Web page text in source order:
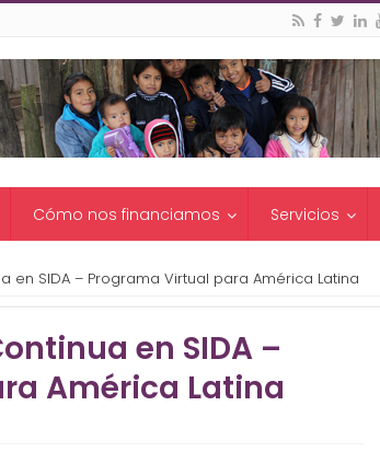
Cómo nos financiamos Servicios
en SIDA – Programa Virtual para América Latina
en SIDA –
América Latina